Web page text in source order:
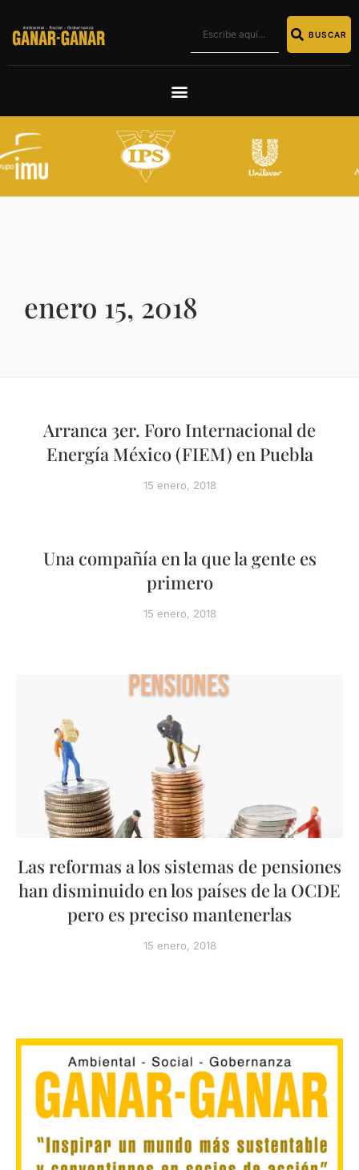
BUSCAR
enero 15, 2018
Arranca 3er. Foro Internacional de
Energía México (FIEM) en Puebla
15 enero, 2018
Una compañía en la que la gente es
primero
15 enero, 2018
Las reformas a los sistemas de pensiones
han disminuido en los países de la OCDE
pero es preciso mantenerlas
15 enero, 2018